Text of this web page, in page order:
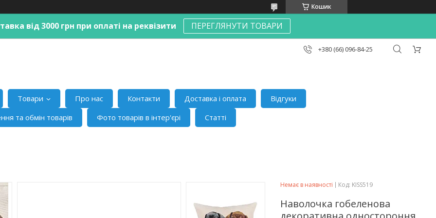
Кошик
від 3000 грн при оплаті на реквізити ПЕРЕГЛЯНУТИ ТОВАРИ
+380 (66) 096-84-25
Товари Про нас Контакти Доставка і оплата
Відгуки
та обмін товарів
Фото товарів в інтер'єрі Статті
Немає в наявності Код: KISS519
Наволочка гобеленова